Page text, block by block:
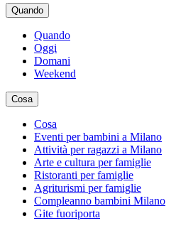
Quando
Quando
Oggi
Domani
Weekend
Cosa
Cosa
Eventi per bambini a Milano
Attività per ragazzi a Milano
Arte e cultura per famiglie
Ristoranti per famiglie
Agriturismi per famiglie
Compleanno bambini Milano
Gite fuoriporta